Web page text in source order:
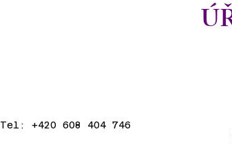
Tel: +420 608 404 746